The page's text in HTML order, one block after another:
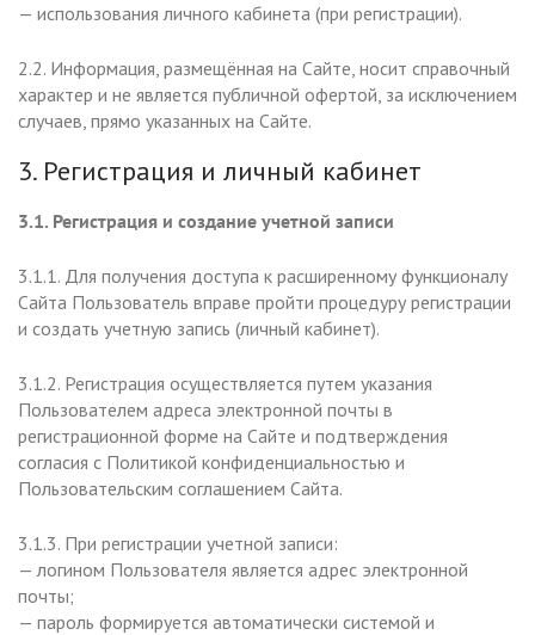
— использования личного кабинета (при регистрации).
2.2. Информация, размещённая на Сайте, носит справочный
характер и не является публичной офертой, за исключением
случаев, прямо указанных на Сайте.
3. Регистрация и личный кабинет
3.1. Регистрация и создание учетной записи
3.1.1. Для получения доступа к расширенному функционалу
Сайта Пользователь вправе пройти процедуру регистрации
и создать учетную запись (личный кабинет).
3.1.2. Регистрация осуществляется путем указания
Пользователем адреса электронной почты в
регистрационной форме на Сайте и подтверждения
согласия с Политикой конфиденциальностью и
Пользовательским соглашением Сайта.
3.1.3. При регистрации учетной записи:
— логином Пользователя является адрес электронной
почты;
— пароль формируется автоматически системой и